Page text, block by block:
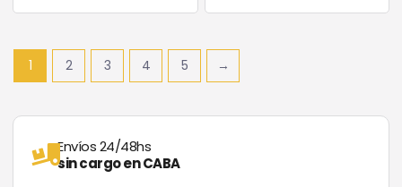
1 2 3 4 5 →
Envíos 24/48hs
sin cargo en CABA